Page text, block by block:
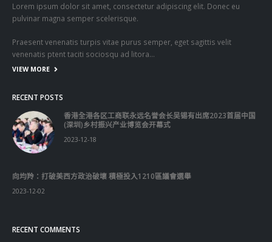
Lorem ipsum dolor sit amet, consectetur adipiscing elit. Donec eu
pulvinar magna semper scelerisque.
Praesent venenatis turpis vitae purus semper, eget sagittis velit
venenatis ptent taciti sociosqu ad litora…
VIEW MORE
RECENT POSTS
香港全港各区工商联永远名誉会长吴锡有出席2023首届中国
(深圳)乡村振兴产业博览会开幕式
2023-12-18
向均羚：打破美西方政治破壞 積極投入1210區議會選舉
2023-12-02
RECENT COMMENTS